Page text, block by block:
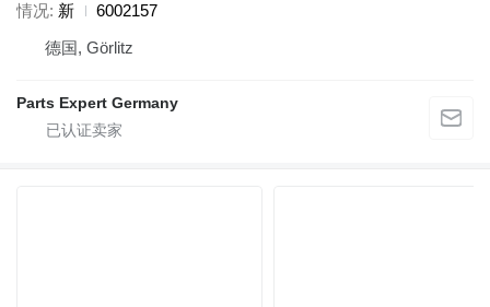
情况 新
6002157
德国, Görlitz
Parts Expert Germany